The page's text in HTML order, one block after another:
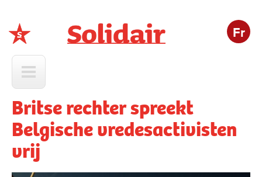
Fr
Britse rechter spreekt
Belgische vredesactivisten
vrij